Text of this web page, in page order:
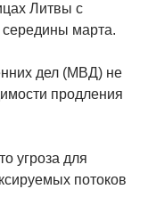
Литвы с
середины марта.
дел (МВД) не
продления
угроза для
потоков